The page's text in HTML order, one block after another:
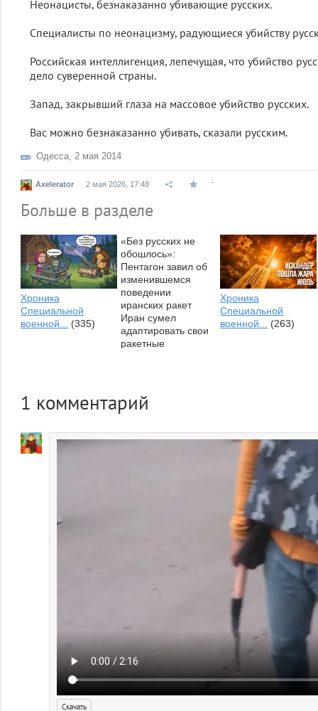
Неонацисты, безнаказанно убивающие русских.
Специалисты по неонацизму, радующиеся убийству
Российская интеллигенция, лепечущая, что убийство
дело суверенной страны.
Запад, закрывший глаза на массовое убийство русских.
Вас можно безнаказанно убивать, сказали русским.
Одесса 2 мая 2014
Axelerator 2 мая 2026, 17:48
Больше в разделе
Хроника
Специальной
военной...
(335)
«Без русских не
обошлось»:
Пентагон завил об
изменившемся
поведении
иранских ракет⁠
Иран сумел
адаптировать свои
ракетные
систем
противовоздушной...
или... (0)
Хроника
Специальной
военной...
(263)
1 комментарий
Скачать